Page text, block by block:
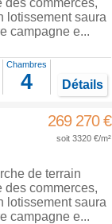
des commerces,
lotissement saura
campagne e...
Chambres
4 Détails
269 270 €
soit 3320 €/m²
de terrain
des commerces,
lotissement saura
campagne e...